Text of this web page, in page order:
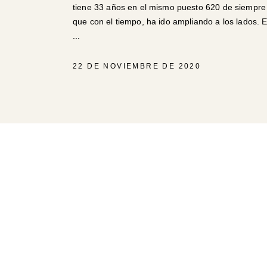
tiene 33 años en el mismo puesto 620 de siempre
que con el tiempo, ha ido ampliando a los lados.
22 DE NOVIEMBRE DE 2020